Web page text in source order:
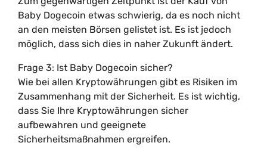
Baby Dogecoin etwas schwierig, da es noch nicht
an den meisten Börsen gelistet ist. Es ist jedoch
möglich, dass sich dies in naher Zukunft ändert.
Frage 3: Ist Baby Dogecoin sicher?
Wie bei allen Kryptowährungen gibt es Risiken im
Zusammenhang mit der Sicherheit. Es ist wichtig,
dass Sie Ihre Kryptowährungen sicher
aufbewahren und geeignete
Sicherheitsmaßnahmen ergreifen.